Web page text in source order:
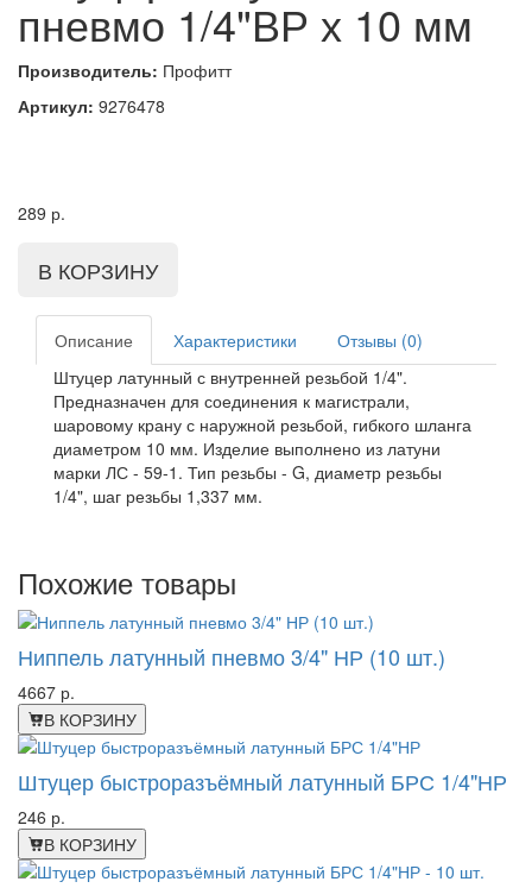
пневмо 1/4"ВР х 10 мм
Производитель: Профитт
Артикул: 9276478
289 р.
Описание Характеристики
Отзывы (0)
Штуцер латунный с внутренней резьбой 1/4".
Предназначен для соединения к магистрали,
шаровому крану с наружной резьбой, гибкого шланга
диаметром 10 мм. Изделие выполнено из латуни
марки ЛС - 59-1. Тип резьбы - G, диаметр резьбы
1/4", шаг резьбы 1,337 мм.
Похожие товары
Ниппель латунный пневмо 3/4" НР (10 шт.)
4667 р.
В КОРЗИНУ
Штуцер быстроразъёмный латунный БРС 1/4"НР
246 р.
В КОРЗИНУ